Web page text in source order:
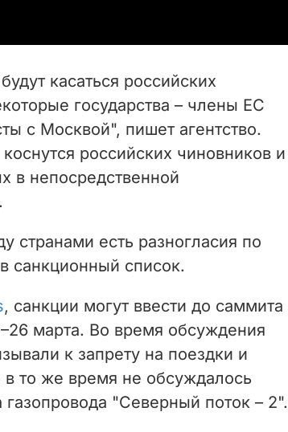
i
d
e
касаться российских
государства – члены ЕС
с Москвой", пишет агентство.
российских чиновников и
в непосредственной
есть разногласия по
санкционный список.
, санкции могут ввести до саммита
марта. Во время обсуждения
к запрету на поездки и
то же время не обсуждалось
газопровода "Северный поток – 2".